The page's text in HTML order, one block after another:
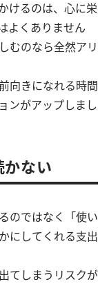
けるのは、心に栄
よくありません
むのなら全然アリ
向きになれる時間
ンがアップしまし
かない
のではなく「使い
にしてくれる支出
てしまうリスクが